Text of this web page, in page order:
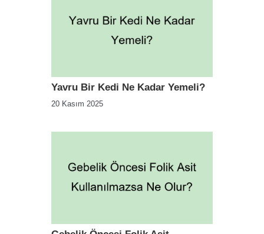
Yavru Bir Kedi Ne Kadar Yemeli?
20 Kasım 2025